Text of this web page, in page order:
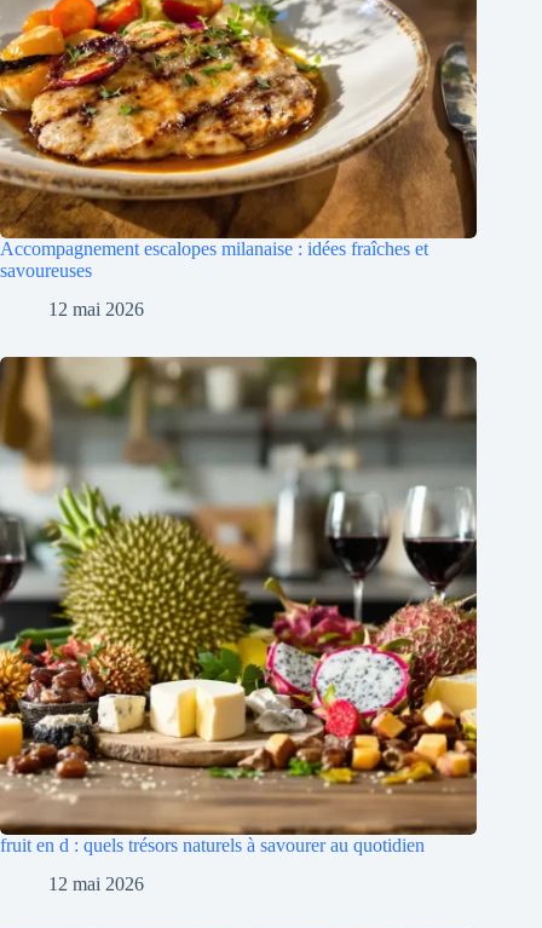
Accompagnement escalopes milanaise : idées fraîches et
savoureuses
12 mai 2026
fruit en d : quels trésors naturels à savourer au quotidien
12 mai 2026